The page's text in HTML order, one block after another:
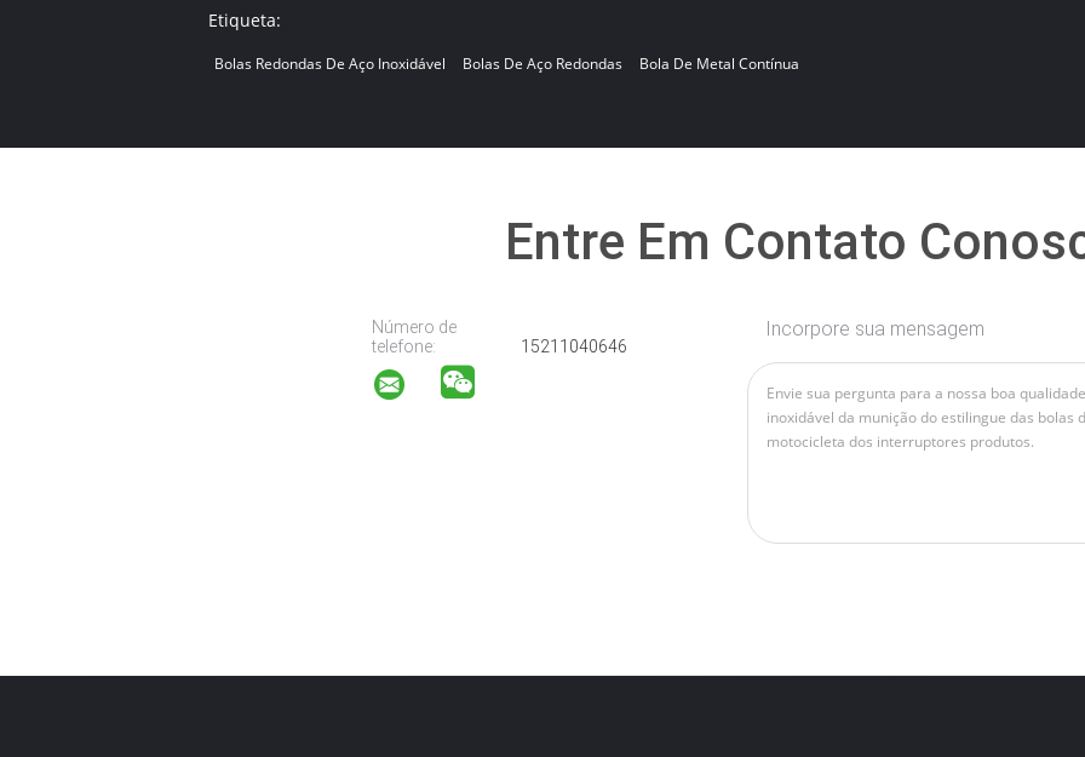
Etiqueta:
Bolas Redondas De Aço Inoxidável Bolas De Aço Redondas Bola De Metal Contínua
Entre Em Contato
Número de
telefone:
15211040646
Incorpore sua mensagem